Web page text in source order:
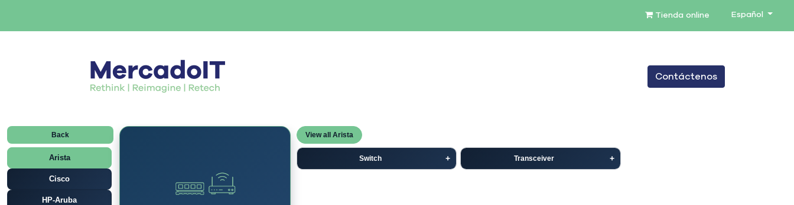
Tienda online Español
BLOG
Contáctenos
Back
Arista
Cisco
HP-Aruba
View all Arista
Switch Transceiver